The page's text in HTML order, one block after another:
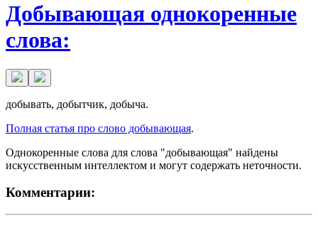
Добывающая однокоренные
слова:
добывать, добытчик, добыча.
Полная статья про слово добывающая.
Однокоренные слова для слова "добывающая" найдены
искусственным интеллектом и могут содержать неточности.
Комментарии: